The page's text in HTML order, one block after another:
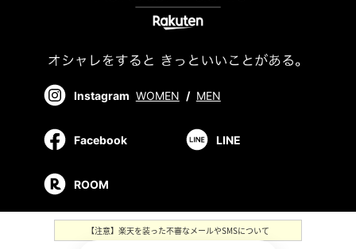
Instagram WOMEN / MEN
Facebook LINE
ROOM
【注意】楽天を装った不審なメールやSMSについて